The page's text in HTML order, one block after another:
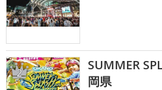
2
SUMMER
岡県